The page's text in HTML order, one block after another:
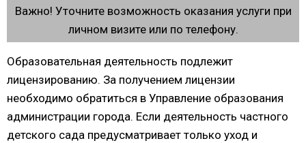
Важно! Уточните возможность оказания услуги при
личном визите или по телефону.
Образовательная деятельность подлежит
лицензированию. За получением лицензии
необходимо обратиться в Управление образования
администрации города. Если деятельность частного
детского сада предусматривает только уход и